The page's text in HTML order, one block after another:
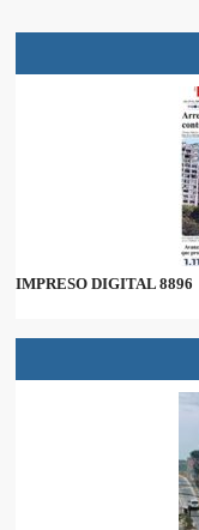
IMPRESO DIGITAL 8896